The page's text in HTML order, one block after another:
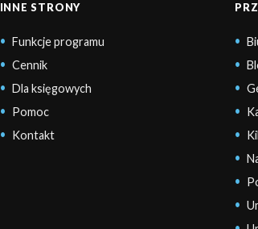
INNE STRONY
Funkcje programu
Cennik
Dla księgowych
Pomoc
Kontakt